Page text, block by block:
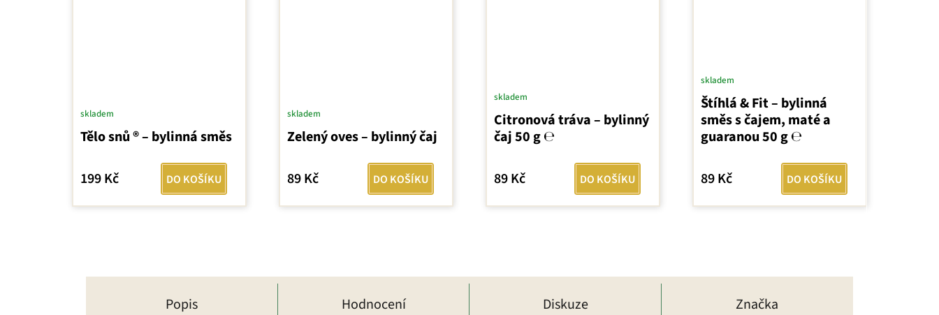
Tělo snů ® – bylinná směs
skladem
199 Kč DO KOŠÍKU
Zelený oves – bylinný čaj
skladem
89 Kč DO KOŠÍKU
Citronová tráva – bylinný
čaj 50 g ℮
skladem
89 Kč DO KOŠÍKU
Štíhlá & Fit – bylinná
směs s čajem, maté a
guaranou 50 g ℮
skladem
89 Kč DO KOŠÍKU
Popis Hodnocení Diskuze Značka